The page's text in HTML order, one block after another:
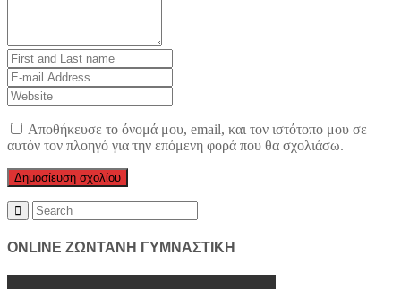
First
and
Last
name*
E-
mail
Address*
Website
Αποθήκευσε το όνομά μου, email, και τον ιστότοπο μου σε
αυτόν τον πλοηγό για την επόμενη φορά που θα σχολιάσω.
Search
for:
ONLINE ΖΩΝΤΑΝΗ ΓΥΜΝΑΣΤΙΚΗ